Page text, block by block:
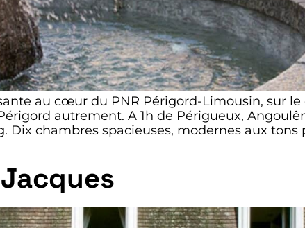
au cœur du PNR Périgord-Limousin, sur
autrement. A 1h de Périgueux,
chambres spacieuses, modernes aux tons